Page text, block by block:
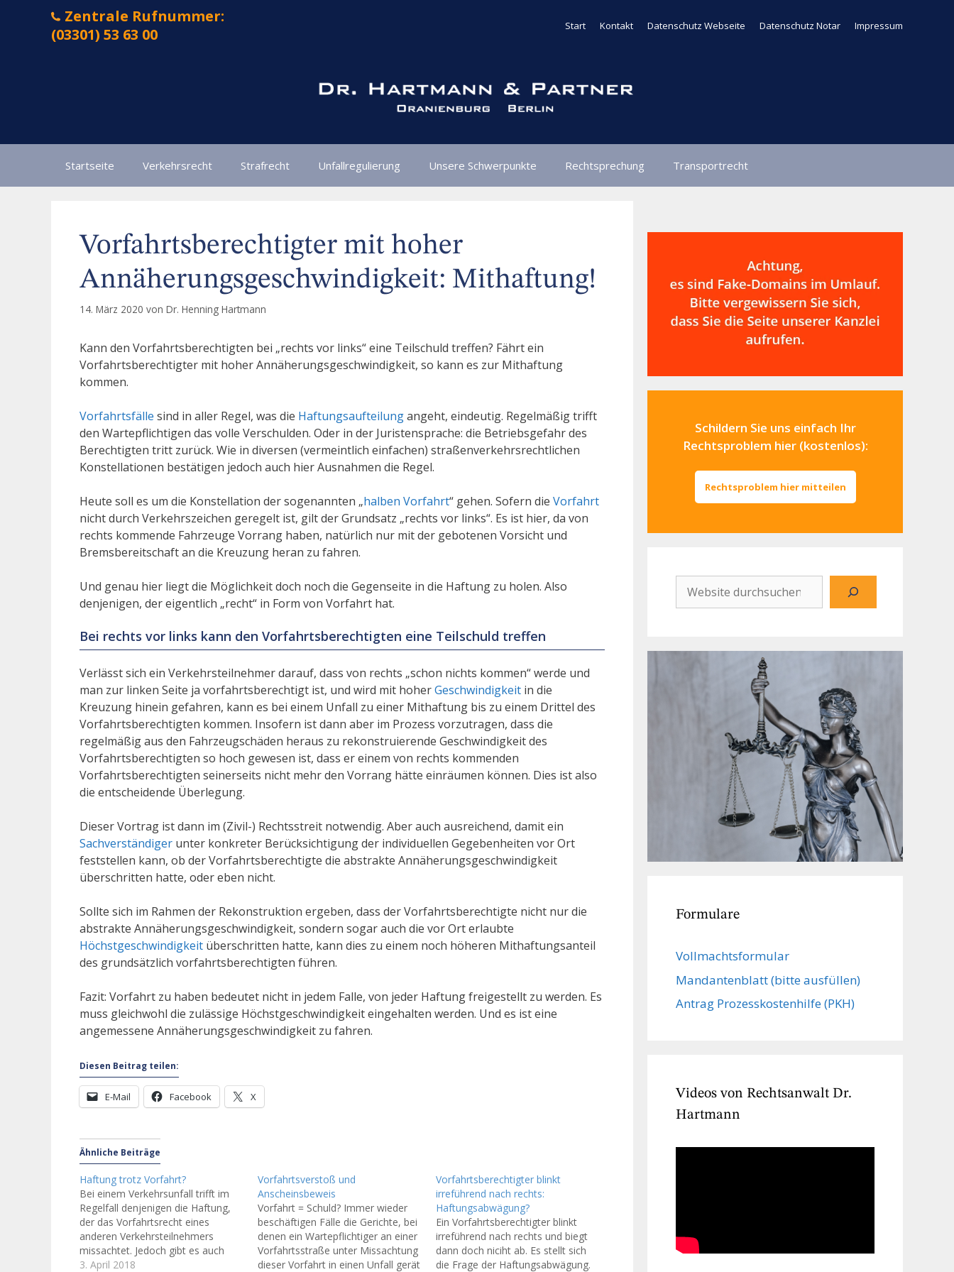
Zentrale Rufnummer:
(03301) 53 63 00
Start Kontakt Datenschutz Webseite Datenschutz Notar Impressum
Startseite Verkehrsrecht Strafrecht Unfallregulierung Unsere Schwerpunkte Rechtsprechung Transportrecht
Vorfahrtsberechtigter mit hoher
Annäherungsgeschwindigkeit: Mithaftung!
14. März 2020 von Dr. Henning Hartmann
Kann den Vorfahrtsberechtigten bei „rechts vor links“ eine Teilschuld treffen? Fährt ein
Vorfahrtsberechtigter mit hoher Annäherungsgeschwindigkeit, so kann es zur Mithaftung
kommen.
Vorfahrtsfälle sind in aller Regel, was die Haftungsaufteilungangeht, eindeutig. Regelmäßig trifft
den Wartepflichtigen das volle Verschulden. Oder in der Juristensprache: die Betriebsgefahr des
Berechtigten tritt zurück. Wie in diversen (vermeintlich einfachen) straßenverkehrsrechtlichen
Konstellationen bestätigen jedoch auch hier Ausnahmen die Regel.
Heute soll es um die Konstellation der sogenannten „halben Vorfahrt“ gehen. Sofern die Vorfahrt
nicht durch Verkehrszeichen geregelt ist, gilt der Grundsatz „rechts vor links“. Es ist hier, da von
rechts kommende Fahrzeuge Vorrang haben, natürlich nur mit der gebotenen Vorsicht und
Bremsbereitschaft an die Kreuzung heran zu fahren.
Und genau hier liegt die Möglichkeit doch noch die Gegenseite in die Haftung zu holen. Also
denjenigen, der eigentlich „recht“ in Form von Vorfahrt hat.
Bei rechts vor links kann den Vorfahrtsberechtigten eine Teilschuld treffen
Verlässt sich ein Verkehrsteilnehmer darauf, dass von rechts „schon nichts kommen“ werde und
man zur linken Seite ja vorfahrtsberechtigt ist, und wird mit hoherGeschwindigkeit in die
Kreuzung hinein gefahren, kann es bei einem Unfall zu einer Mithaftung bis zu einem Drittel des
Vorfahrtsberechtigten kommen. Insofern ist dann aber im Prozess vorzutragen, dass die
regelmäßig aus den Fahrzeugschäden heraus zu rekonstruierende Geschwindigkeit des
Vorfahrtsberechtigten so hoch gewesen ist, dass er einem von rechts kommenden
Vorfahrtsberechtigten seinerseits nicht mehr den Vorrang hätte einräumen können. Dies ist also
die entscheidende Überlegung.
Dieser Vortrag ist dann im (Zivil-) Rechtsstreit notwendig. Aber auch ausreichend, damit ein
Sachverständiger unter konkreter Berücksichtigung der individuellen Gegebenheiten vor Ort
feststellen kann, ob der Vorfahrtsberechtigte die abstrakte Annäherungsgeschwindigkeit
überschritten hatte, oder eben nicht.
Sollte sich im Rahmen der Rekonstruktion ergeben, dass der Vorfahrtsberechtigte nicht nur die
abstrakte Annäherungsgeschwindigkeit, sondern sogar auch die vor Ort erlaubte
Höchstgeschwindigkeit überschritten hatte, kann dies zu einem noch höheren Mithaftungsanteil
des grundsätzlich vorfahrtsberechtigten führen.
Fazit: Vorfahrt zu haben bedeutet nicht in jedem Falle, von jeder Haftung freigestellt zu werden. Es
muss gleichwohl die zulässige Höchstgeschwindigkeit eingehalten werden. Und es ist eine
angemessene Annäherungsgeschwindigkeit zu fahren.
Diesen Beitrag teilen:
E-Mail Facebook X
Ähnliche Beiträge
Haftung trotz Vorfahrt?
Bei einem Verkehrsunfall trifft im
Regelfall denjenigen die Haftung,
der das Vorfahrtsrecht eines
anderen Verkehrsteilnehmers
missachtet. Jedoch gibt es auch
Ausnahmefälle (Haftung trotz
3. April 2018
Vorfahrtsverstoß und
Anscheinsbeweis
Vorfahrt = Schuld? Immer wieder
beschäftigen Fälle die Gerichte, bei
denen ein Wartepflichtiger an einer
Vorfahrtsstraße unter Missachtung
dieser Vorfahrt in einen Unfall gerät
Vorfahrtsberechtigter blinkt
irreführend nach rechts:
Haftungsabwägung?
Ein Vorfahrtsberechtigter blinkt
irreführend nach rechts und biegt
dann doch niciht ab. Es stellt sich
die Frage der Haftungsabwägung.
Schildern Sie uns einfach Ihr
Rechtsproblem hier (kostenlos):
Rechtsproblem hier mitteilen
Website
durchsuchen
Formulare
Vollmachts­formular
Mandanten­blatt (bitte ausfüllen)
Antrag Prozesskostenhilfe (PKH)
Videos von Rechtsanwalt Dr.
Hartmann